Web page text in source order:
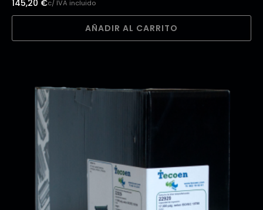
145,20 €c/ IVA incluido
AÑADIR AL CARRITO